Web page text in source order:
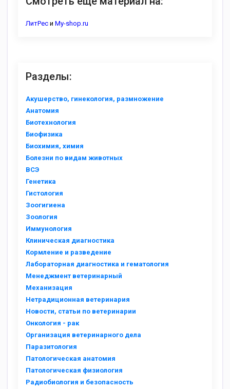
ЛитРес и My-shop.ru
Разделы:
Акушерство, гинекология, размножение
Анатомия
Биотехнология
Биофизика
Биохимия, химия
Болезни по видам животных
ВСЭ
Генетика
Гистология
Зоогигиена
Зоология
Иммунология
Клиническая диагностика
Кормление и разведение
Лабораторная диагностика и гематология
Менеджмент ветеринарный
Механизация
Нетрадиционная ветеринария
Новости, статьи по ветеринарии
Онкология - рак
Организация ветеринарного дела
Паразитология
Патологическая анатомия
Патологическая физиология
Радиобиология и безопасность